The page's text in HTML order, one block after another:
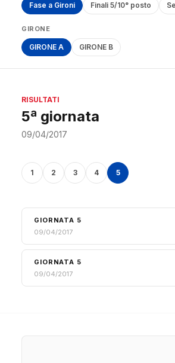
Fase a Gironi Finali 5/10° posto
GIRONE
GIRONE A GIRONE B
RISULTATI
5ª giornata
09/04/2017
1 2 3 4 5
GIORNATA 5
09/04/2017
GIORNATA 5
09/04/2017